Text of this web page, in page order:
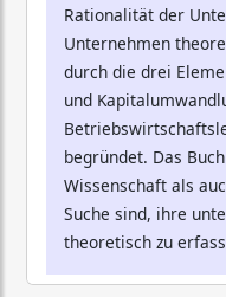
Rationalität der
Unternehmen
durch die drei
und
begründet. Das
Wissenschaft als
Suche sind, ihre
theoretisch zu